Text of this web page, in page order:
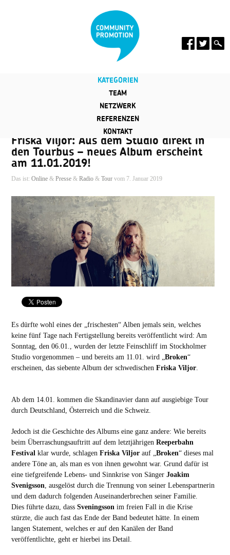
KATEGORIEN
TEAM
NETZWERK
REFERENZEN
KONTAKT
Friska Viljor: Aus dem Studio direkt in
den Tourbus – neues Album erscheint
am 11.01.2019!
Das ist: Online& Presse& Radio& Tourvom 7. Januar 2019
Es dürfte wohl eines der „frischesten“ Alben jemals sein, welches
keine fünf Tage nach Fertigstellung bereits veröffentlicht wird: Am
Sonntag, den 06.01., wurden der letzte Feinschliff im Stockholmer
Studio vorgenommen – und bereits am 11.01. wird „ Broken“
erscheinen, das siebente Album der schwedischen Friska Viljor.
Ab dem 14.01. kommen die Skandinavier dann auf ausgiebige Tour
durch Deutschland, Österreich und die Schweiz.
Jedoch ist die Geschichte des Albums eine ganz andere: Wie bereits
beim Überraschungsauftritt auf dem letztjährigen Reeperbahn
Festival klar wurde, schlagen Friska Viljorauf „ Broken“ dieses mal
andere Töne an, als man es von ihnen gewohnt war. Grund dafür ist
eine tiefgreifende Lebens- und Sinnkrise von Sänger Joakim
Svenigsson , ausgelöst durch die Trennung von seiner Lebenspartnerin
und dem dadurch folgenden Auseinanderbrechen seiner Familie.
Dies führte dazu, dass Sveningsson im freien Fall in die Krise
stürzte, die auch fast das Ende der Band bedeutet hätte. In einem
langen Statement, welches er auf den Kanälen der Band
veröffentlichte, geht er hierbei ins Detail.